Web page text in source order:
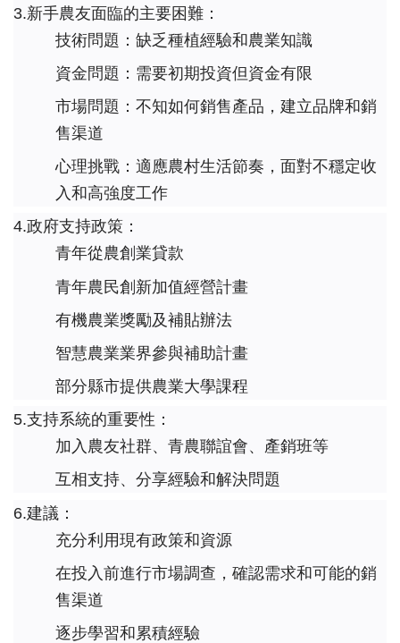
3.新手農友面臨的主要困難：
技術問題：缺乏種植經驗和農業知識
資金問題：需要初期投資但資金有限
市場問題：不知如何銷售產品，建立品牌和銷
售渠道
心理挑戰：適應農村生活節奏，面對不穩定收
入和高強度工作
4.政府支持政策：
青年從農創業貸款
青年農民創新加值經營計畫
有機農業獎勵及補貼辦法
智慧農業業界參與補助計畫
部分縣市提供農業大學課程
5.支持系統的重要性：
加入農友社群、青農聯誼會、產銷班等
互相支持、分享經驗和解決問題
6.建議：
充分利用現有政策和資源
在投入前進行市場調查，確認需求和可能的銷
售渠道
逐步學習和累積經驗